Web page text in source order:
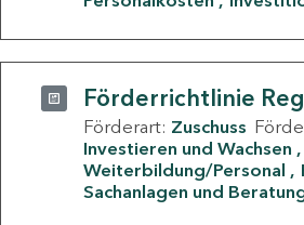
Förderrichtlinie
Förderart: Zuschuss
Investieren und Wachsen
Weiterbildung/Personal
Sachanlagen und